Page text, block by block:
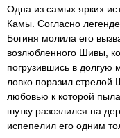
Одна из самых ярких
Камы. Согласно
Богиня молила его
возлюбленного Шивы,
погрузившись в долгую
ловко поразил стрелой
любовью к которой
шутку разозлился на
испепелил его одним